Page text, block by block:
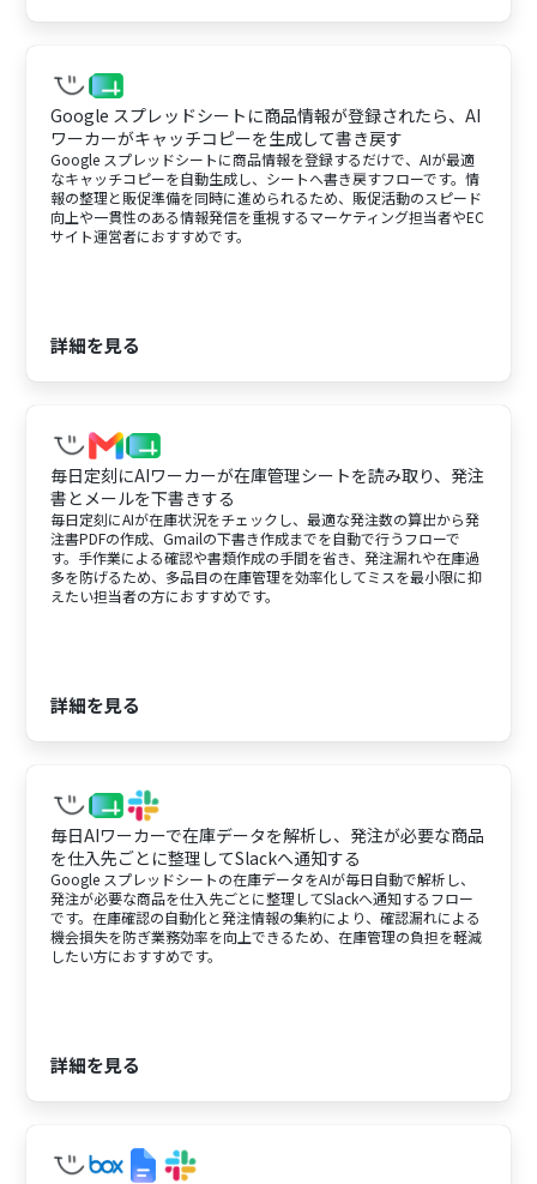
Google スプレッドシートに商品情報が登録されたら、AI
ワーカーがキャッチコピーを生成して書き戻す
Google スプレッドシートに商品情報を登録するだけで、AIが最適
なキャッチコピーを自動生成し、シートへ書き戻すフローです。情
報の整理と販促準備を同時に進められるため、販促活動のスピード
向上や一貫性のある情報発信を重視するマーケティング担当者やEC
サイト運営者におすすめです。
詳細を見る
毎日定刻にAIワーカーが在庫管理シートを読み取り、発注
書とメールを下書きする
毎日定刻にAIが在庫状況をチェックし、最適な発注数の算出から発
注書PDFの作成、Gmailの下書き作成までを自動で行うフローで
す。手作業による確認や書類作成の手間を省き、発注漏れや在庫過
多を防げるため、多品目の在庫管理を効率化してミスを最小限に抑
えたい担当者の方におすすめです。
詳細を見る
毎日AIワーカーで在庫データを解析し、発注が必要な商品
を仕入先ごとに整理してSlackへ通知する
Google スプレッドシートの在庫データをAIが毎日自動で解析し、
発注が必要な商品を仕入先ごとに整理してSlackへ通知するフロー
です。在庫確認の自動化と発注情報の集約により、確認漏れによる
機会損失を防ぎ業務効率を向上できるため、在庫管理の負担を軽減
したい方におすすめです。
詳細を見る